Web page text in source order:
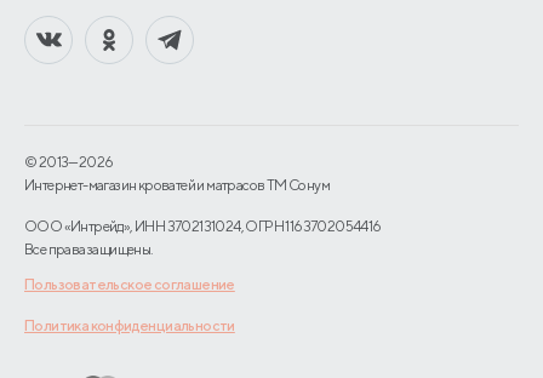
© 2013—2026
Интернет-магазин кроватей и матрасов TM Сонум
ООО «Интрейд», ИНН 3702131024, ОГРН 1163702054416
Все права защищены.
Пользовательское соглашение
Политика конфиденциальности